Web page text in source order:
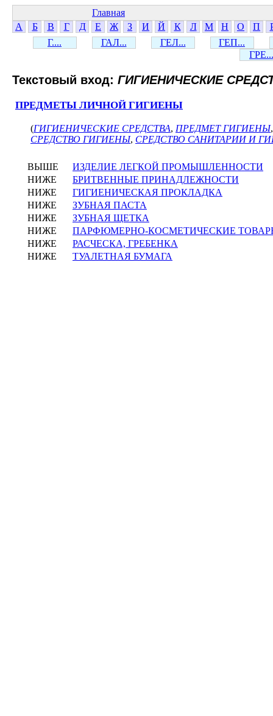
Главная
А
Б В Г Д Е Ж З И Й К Л М Н О П
Г....
ГАЛ... ГЕЛ...
ГЕП...
ГРЕ...
Текстовый вход: ГИГИЕНИЧЕСКИЕ
ПРЕДМЕТЫ ЛИЧНОЙ ГИГИЕНЫ
(ГИГИЕНИЧЕСКИЕ СРЕДСТВА, ПРЕДМЕТ ГИГИЕНЫ
СРЕДСТВО ГИГИЕНЫ, СРЕДСТВО САНИТАРИИ И
ВЫШЕ
ИЗДЕЛИЕ ЛЕГКОЙ ПРОМЫШЛЕННОСТИ
НИЖЕ
БРИТВЕННЫЕ ПРИНАДЛЕЖНОСТИ
НИЖЕ
ГИГИЕНИЧЕСКАЯ ПРОКЛАДКА
НИЖЕ
ЗУБНАЯ ПАСТА
НИЖЕ
ЗУБНАЯ ЩЕТКА
НИЖЕ
ПАРФЮМЕРНО-КОСМЕТИЧЕСКИЕ
НИЖЕ
РАСЧЕСКА, ГРЕБЕНКА
НИЖЕ
ТУАЛЕТНАЯ БУМАГА